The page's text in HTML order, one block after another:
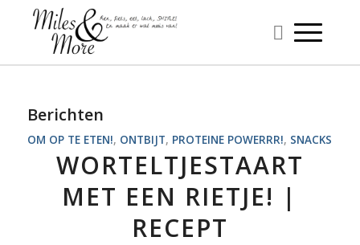
Berichten
OM OP TE ETEN!, ONTBIJT, PROTEINE POWERRR!, SNACKS
WORTELTJESTAART
MET EEN RIETJE! |
RECEPT